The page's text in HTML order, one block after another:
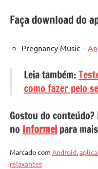
Faça download do
Pregnancy Music –
Leia também:
como fazer pelo
Gostou do
no Informei para
Marcado com Android,
relaxantes